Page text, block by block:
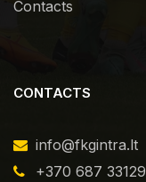
Contacts
CONTACTS
info@fkgintra.lt
+370 687 33129